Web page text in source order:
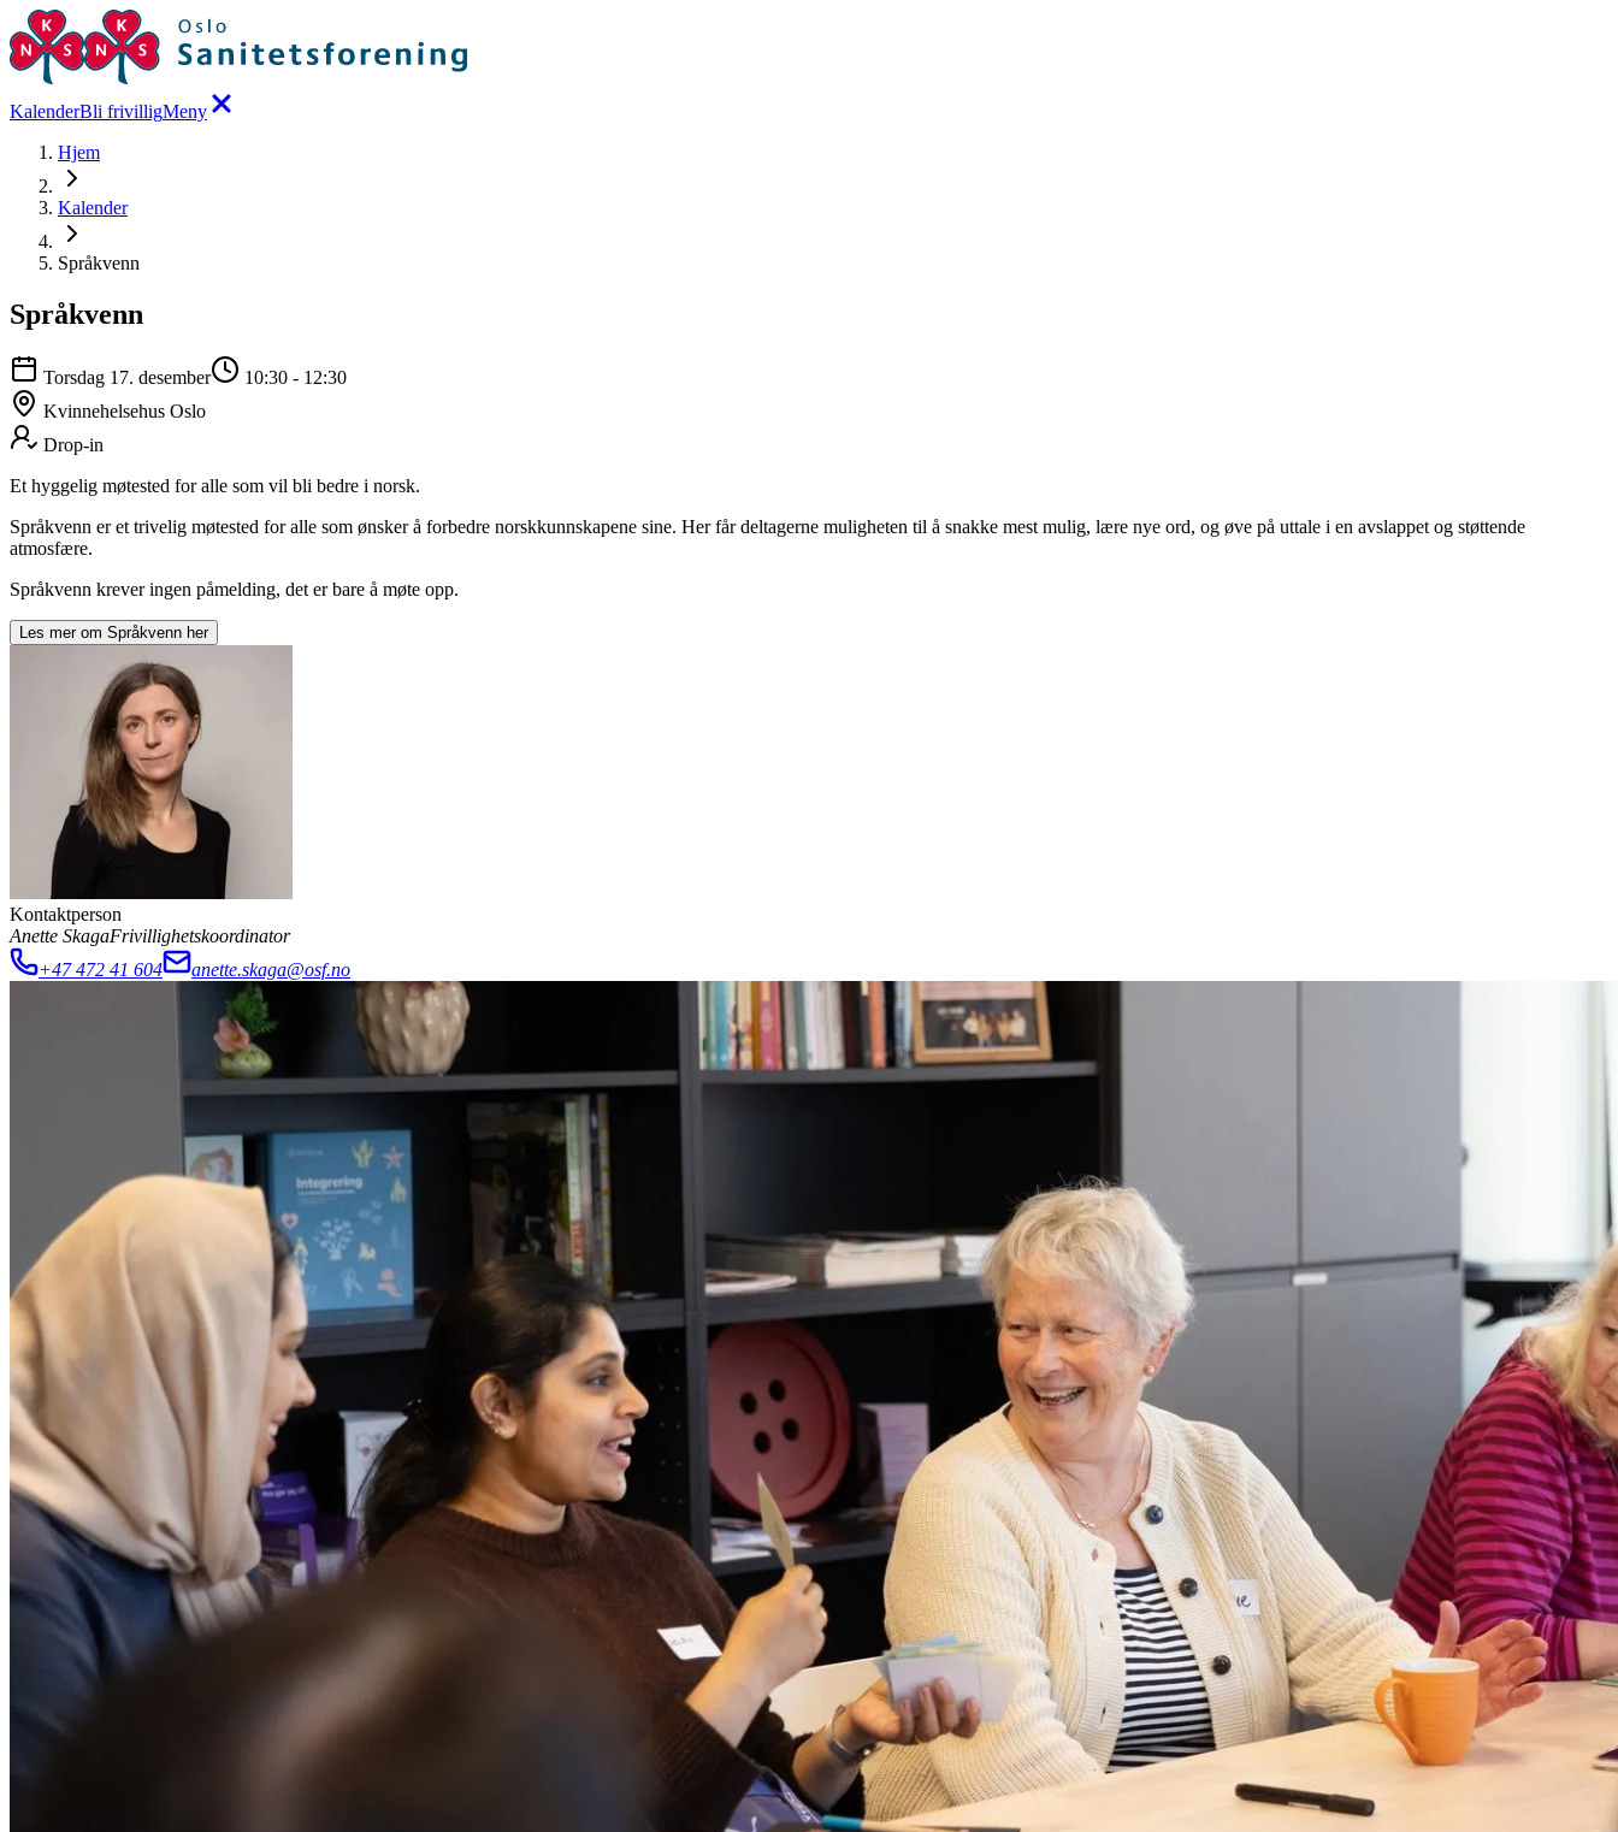
KalenderBli frivilligMeny
Hjem
Kalender
Språkvenn
Språkvenn
Torsdag 17. desember 10:30 - 12:30
Kvinnehelsehus Oslo
Drop-in
Et hyggelig møtested for alle som vil bli bedre i norsk.
Språkvenn er et trivelig møtested for alle som ønsker å forbedre norskkunnskapene sine. Her får deltagerne muligheten til å snakke mest mulig, lære nye ord, og øve på uttale i en avslappet og støttende
atmosfære.
Språkvenn krever ingen påmelding, det er bare å møte opp.
Les mer om Språkvenn her
Kontaktperson
Anette SkagaFrivillighetskoordinator
+47 472 41 604
anette.skaga@osf.no